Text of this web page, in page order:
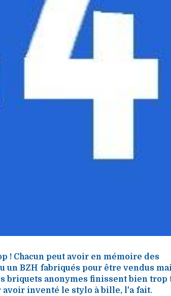
! Chacun peut avoir en mémoire des
BZH fabriqués pour être vendus
briquets anonymes finissent bien trop
avoir inventé le stylo à bille, l'a fait.